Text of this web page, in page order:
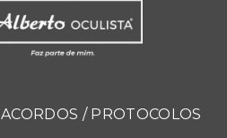
ACORDOS / PROTOCOLOS